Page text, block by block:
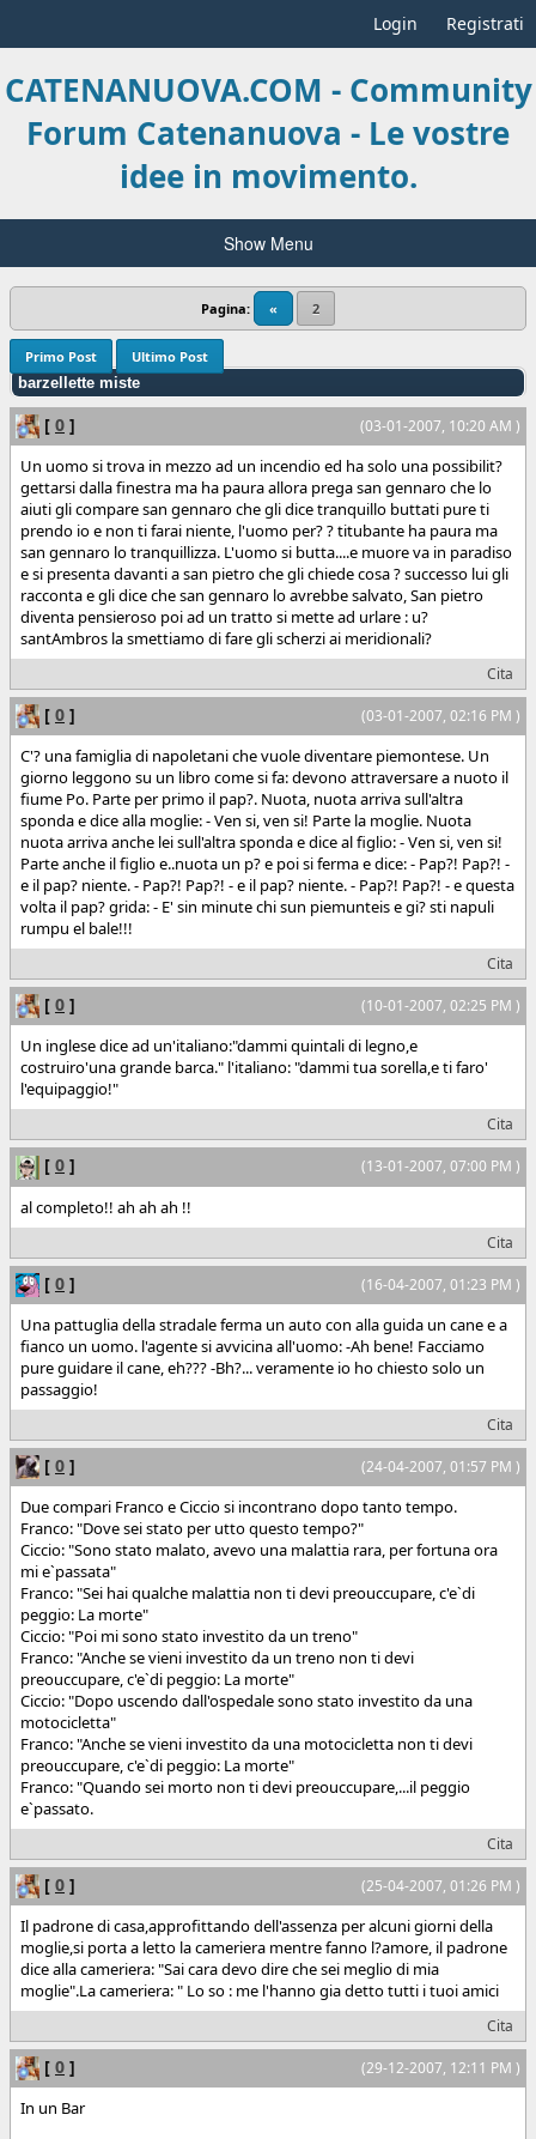
Login Registrati
CATENANUOVA.COM - Community
Forum Catenanuova - Le vostre
idee in movimento.
Show Menu
Pagina: « 2
Primo Post
Ultimo Post
barzellette miste
(03-01-2007, 10:20 AM )
[ 0 ]
Un uomo si trova in mezzo ad un incendio ed ha solo una possibilit?
gettarsi dalla finestra ma ha paura allora prega san gennaro che lo
aiuti gli compare san gennaro che gli dice tranquillo buttati pure ti
prendo io e non ti farai niente, l'uomo per? ? titubante ha paura ma
san gennaro lo tranquillizza. L'uomo si butta....e muore va in paradiso
e si presenta davanti a san pietro che gli chiede cosa ? successo lui gli
racconta e gli dice che san gennaro lo avrebbe salvato, San pietro
diventa pensieroso poi ad un tratto si mette ad urlare : u?
santAmbros la smettiamo di fare gli scherzi ai meridionali?
Cita
(03-01-2007, 02:16 PM )
[ 0 ]
C'? una famiglia di napoletani che vuole diventare piemontese. Un
giorno leggono su un libro come si fa: devono attraversare a nuoto il
fiume Po. Parte per primo il pap?. Nuota, nuota arriva sull'altra
sponda e dice alla moglie: - Ven si, ven si! Parte la moglie. Nuota
nuota arriva anche lei sull'altra sponda e dice al figlio: - Ven si, ven si!
Parte anche il figlio e..nuota un p? e poi si ferma e dice: - Pap?! Pap?! -
e il pap? niente. - Pap?! Pap?! - e il pap? niente. - Pap?! Pap?! - e questa
volta il pap? grida: - E' sin minute chi sun piemunteis e gi? sti napuli
rumpu el bale!!!
Cita
(10-01-2007, 02:25 PM )
[ 0 ]
Un inglese dice ad un'italiano:"dammi quintali di legno,e
costruiro'una grande barca." l'italiano: "dammi tua sorella,e ti faro'
l'equipaggio!"
Cita
(13-01-2007, 07:00 PM )
[ 0 ]
al completo!! ah ah ah !!
Cita
(16-04-2007, 01:23 PM )
[ 0 ]
Una pattuglia della stradale ferma un auto con alla guida un cane e a
fianco un uomo. l'agente si avvicina all'uomo: -Ah bene! Facciamo
pure guidare il cane, eh??? -Bh?... veramente io ho chiesto solo un
passaggio!
Cita
(24-04-2007, 01:57 PM )
[ 0 ]
Due compari Franco e Ciccio si incontrano dopo tanto tempo.
Franco: "Dove sei stato per utto questo tempo?"
Ciccio: "Sono stato malato, avevo una malattia rara, per fortuna ora
mi e`passata"
Franco: "Sei hai qualche malattia non ti devi preouccupare, c'e`di
peggio: La morte"
Ciccio: "Poi mi sono stato investito da un treno"
Franco: "Anche se vieni investito da un treno non ti devi
preouccupare, c'e`di peggio: La morte"
Ciccio: "Dopo uscendo dall'ospedale sono stato investito da una
motocicletta"
Franco: "Anche se vieni investito da una motocicletta non ti devi
preouccupare, c'e`di peggio: La morte"
Franco: "Quando sei morto non ti devi preouccupare,...il peggio
e`passato.
Cita
(25-04-2007, 01:26 PM )
[ 0 ]
Il padrone di casa,approfittando dell'assenza per alcuni giorni della
moglie,si porta a letto la cameriera mentre fanno l?amore, il padrone
dice alla cameriera: "Sai cara devo dire che sei meglio di mia
moglie".La cameriera: " Lo so : me l'hanno gia detto tutti i tuoi amici
Cita
(29-12-2007, 12:11 PM )
[ 0 ]
In un Bar